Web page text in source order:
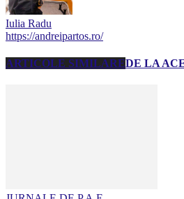
Iulia Radu
https://andreipartos.ro/
ARTICOLE SIMILAREDE LA